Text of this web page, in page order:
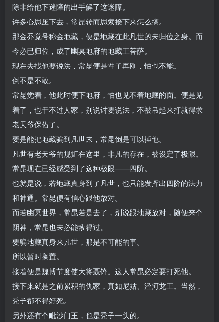
除非给他下迷障的出手解了这迷障。
许多心思压下去，常昆转而思索接下来怎么搞。
那金乔觉号称金地藏，便是地藏在此凡世的未归位之身。而
今必已归位，成了幽冥地府的地藏王菩萨。
现在去找他要说法，常昆便是性子再刚，怕也不能。
倒不是不敢。
常昆觉着，他此时便下地府，怕也见不着地藏的面。便是见
着了，也干不过人家，别说讨要说法，不被吊起来打就得求
老天爷保佑了。
要是能把地藏骗到凡世来，常昆倒是可以捶他。
凡世有老天爷的规矩在这里，非凡的存在，被设定了极限。
常昆现在已经感受到了这种极限——四阶。
也就是说，若地藏真身到了凡世，也只能发挥出四阶的法力
和神通。常昆便有信心跟他放对。
而若幽冥世界，常昆若是去了，别说跟地藏放对，随便来个
阴神，常昆也未必能敌得过。
要骗地藏真身来凡世，那是不可能的事。
所以暂时搁置。
接着便是魏博节度使大将聂锋。这人常昆必定要打死他。
接下来就是之前累积的仇家，真如尼姑、泾河龙王。当然，
秃子都不得好死。
另外还有个毗沙门王，也是秃子一头的。